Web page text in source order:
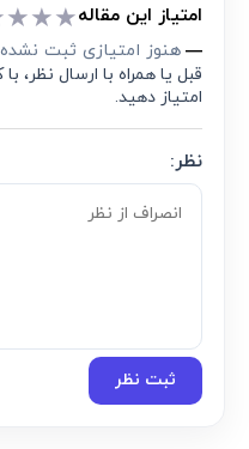
امتیاز این مقاله★
★
★
— هنوز امتیازی ثبت نشده
قبل یا همراه با ارسال نظر،
امتیاز دهید.
نظر:
ثبت نظر